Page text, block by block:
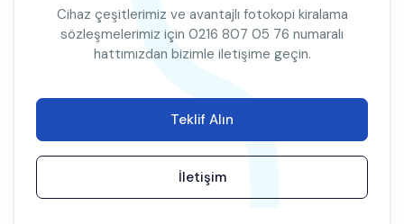
Cihaz çeşitlerimiz ve avantajlı fotokopi kiralama
sözleşmelerimiz için 0216 807 05 76 numaralı
hattımızdan bizimle iletişime geçin.
Teklif Alın
İletişim